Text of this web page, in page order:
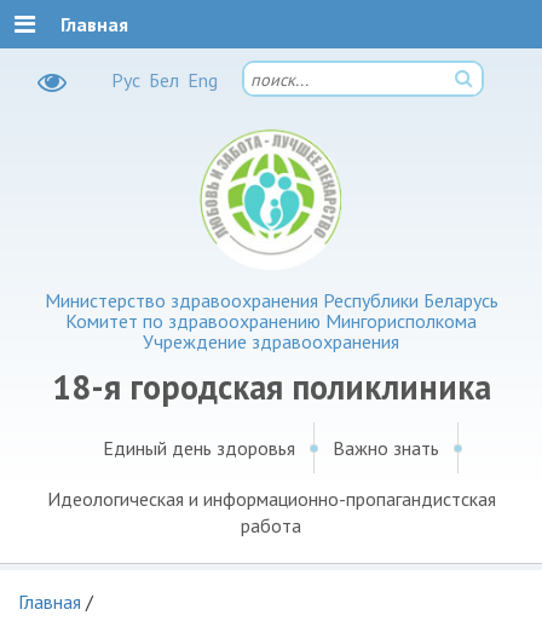
Рус Бел Eng
Министерство здравоохранения Республики Беларусь
Комитет по здравоохранению Мингорисполкома
Учреждение здравоохранения
18-я городская поликлиника
Главная
Единый день здоровья Важно знать
Идеологическая и информационно-пропагандистская
работа
Главная /